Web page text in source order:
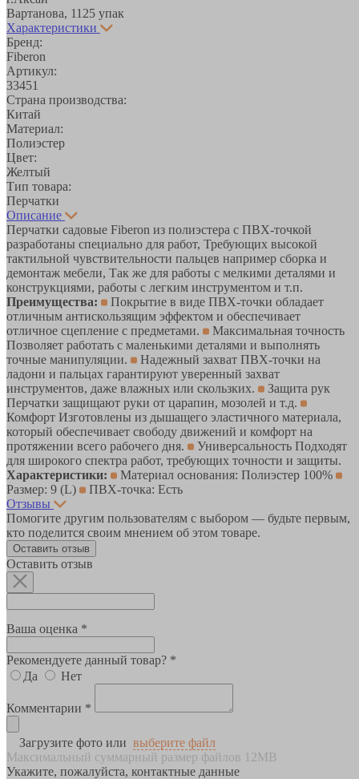
Вартанова, 11 25 упак
Характеристики
Бренд:
Fiberon
Артикул:
33451
Страна производства:
Китай
Материал:
Полиэстер
Цвет:
Желтый
Тип товара:
Перчатки
Описание
Перчатки садовые Fiberon из полиэстера с ПВХ-точкой
разработаны специально для работ, Требующих высокой
тактильной чувствительности пальцев например сборка и
демонтаж мебели, Так же для работы с мелкими деталями и
конструкциями, работы с легким инструментом и т.п.
Преимущества:
Покрытие в виде ПВХ-точки обладает
отличным антискользящим эффектом и обеспечивает
отличное сцепление с предметами.
Максимальная точность
Позволяет работать с маленькими деталями и выполнять
точные манипуляции.
Надежный захват ПВХ-точки на
ладони и пальцах гарантируют уверенный захват
инструментов, даже влажных или скользких.
Защита рук
Перчатки защищают руки от царапин, мозолей и т.д.
Комфорт Изготовлены из дышащего эластичного материала,
который обеспечивает свободу движений и комфорт на
протяжении всего рабочего дня.
Универсальность Подходят
для широкого спектра работ, требующих точности и защиты.
Характеристики:
Материал основания: Полиэстер 100%
Размер: 9 (L)
ПВХ-точка: Есть
Отзывы
Помогите другим пользователям с выбором — будьте первым,
кто поделится своим мнением об этом товаре.
Оставить отзыв
Оставить отзыв
Ваша оценка *
Рекомендуете данный товар? *
Да
Нет
Комментарии *
Загрузите фото или выберите файл
Максимальный суммарный размер файлов 12MB
Укажите, пожалуйста, контактные данные